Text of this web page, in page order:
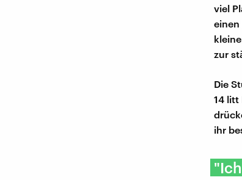
viel
einen
zur
Die
14 litt
ihr